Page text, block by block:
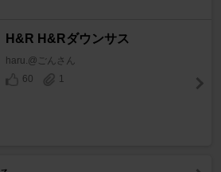
H&R H&Rダウンサス
haru.@ごんさん
60
1